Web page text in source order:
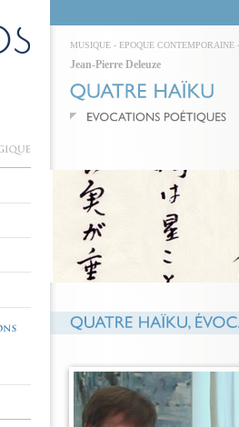
MUSIQUE - EPOQUE CONTEMPORAINE
Jean-Pierre Deleuze